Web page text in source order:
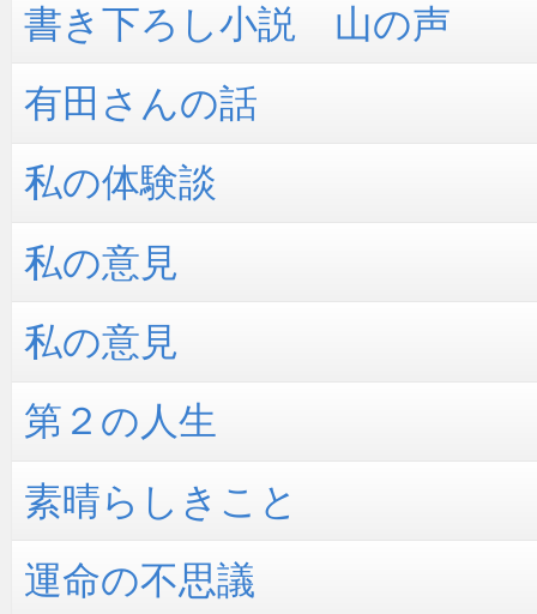
書き下ろし小説 山の声
有田さんの話
私の体験談
私の意見
私の意見
第２の人生
素晴らしきこと
運命の不思議